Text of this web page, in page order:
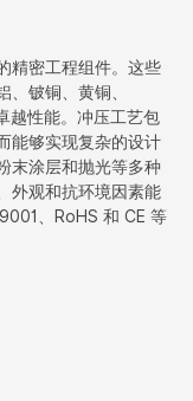
精密工程组件。这些
铍铜、黄铜、
越性能。冲压工艺包
能够实现复杂的设计
末涂层和抛光等多种
外观和抗环境因素能
、RoHS 和 CE 等